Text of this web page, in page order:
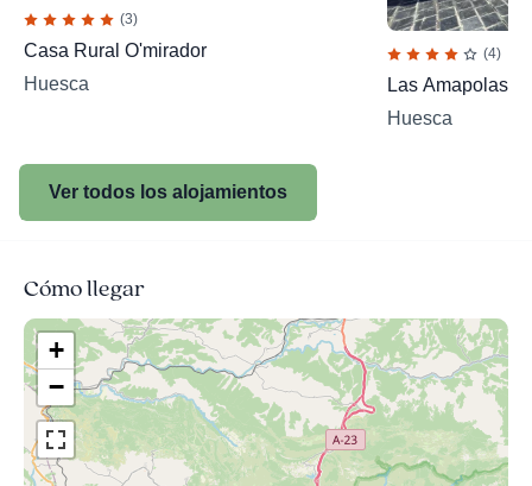
(3)
Casa Rural O'mirador
Huesca
(4)
Las Amapolas
Huesca
Ver todos los alojamientos
Cómo llegar
+
−